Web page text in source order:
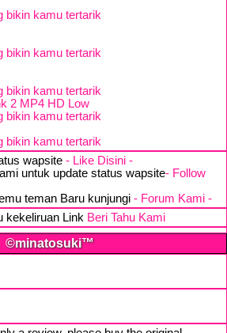
bikin kamu tertarik
bikin kamu tertarik
bikin kamu tertarik
2 MP4 HD Low
bikin kamu tertarik
bikin kamu tertarik
wapsite - Like Disini -
untuk update status wapsite- Follow
teman Baru kunjungi - Forum Kami -
kekeliruan Link Beri Tahu Kami
©minatosuki™